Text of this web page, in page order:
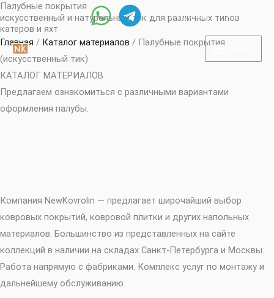
Перейти
к
содержимому
+7 (812) 219-78-88
Палубные покрытия
искусственный и натуральный тик для различных типов
катеров и яхт
Главная / Каталог материалов / Палубные покрытия
(искусственный тик)
КАТАЛОГ МАТЕРИАЛОВ
Предлагаем ознакомиться с различными вариантами
оформления палубы.
Компания NewKovrolin — предлагает широчайший выбор
ковровых покрытий, ковровой плитки и других напольных
материалов. Большинство из представленных на сайте
коллекций в наличии на складах Санкт-Петербурга и Москвы.
Работа напрямую с фабриками. Комплекс услуг по монтажу и
дальнейшему обслуживанию.